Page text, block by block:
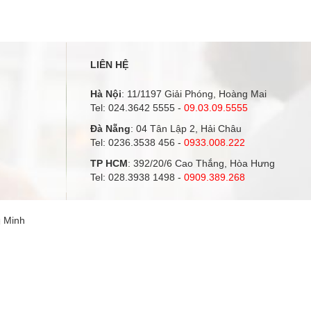
LIÊN HỆ
Hà Nội: 11/1197 Giải Phóng, Hoàng Mai
Tel: 024.3642 5555- 09.03.09.5555
Đà Nẵng: 04 Tân Lập 2, Hải Châu
Tel: 0236.3538 456 - 0933.008.222
TP HCM: 392/20/6 Cao Thắng, Hòa Hưng
Tel: 028.3938 1498 - 0909.389.268
Minh